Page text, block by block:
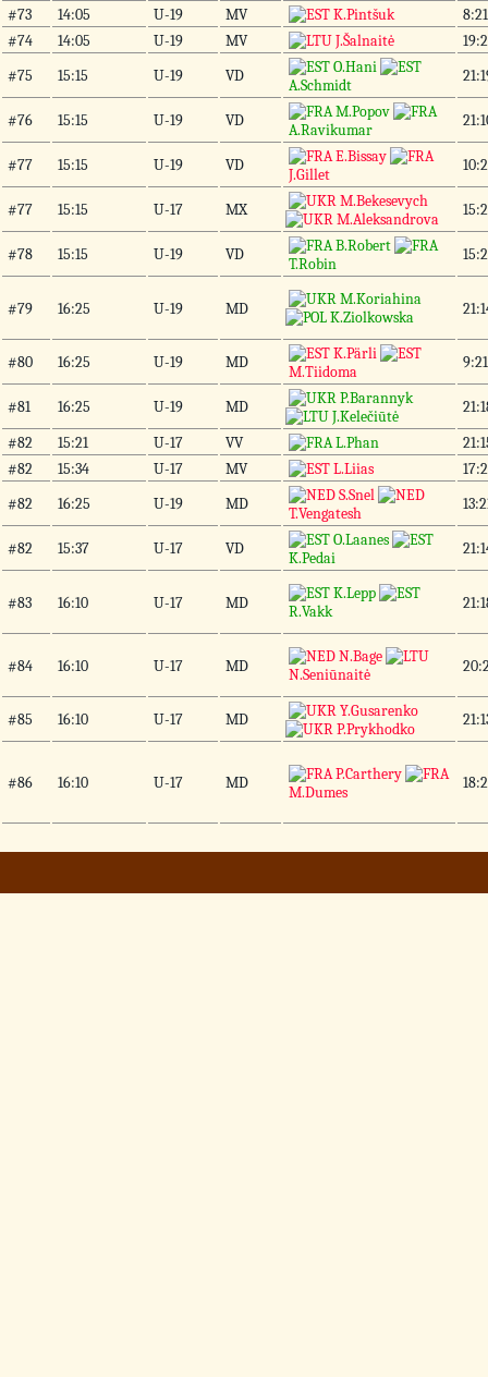
#73
14:05 U-19 MV K.Pintšuk
#74
14:05 U-19 MV J.Šalnaitė
#75
15:15 U-19 VD
O.Hani
A.Schmidt
#76 15:15 U-19 VD
M.Popov
A.Ravikumar
#77 15:15 U-19 VD
E.Bissay
J.Gillet
#77 15:15 U-17 MX
M.Bekesevych
M.Aleksandrova
#78 15:15 U-19 VD
B.Robert
T.Robin
#79 16:25 U-19 MD
M.Koriahina
K.Ziolkowska
#80 16:25 U-19 MD
K.Pärli
M.Tiidoma
#81 16:25 U-19 MD
P.Barannyk
J.Kelečiūtė
#82
15:21 U-17 VV L.Phan
#82
15:34 U-17 MV L.Liias
#82
16:25 U-19 MD
S.Snel
T.Vengatesh
#82 15:37 U-17 VD
O.Laanes
K.Pedai
#83 16:10 U-17 MD
K.Lepp
R.Vakk
#84 16:10 U-17 MD
N.Bage
N.Seniūnaitė
#85 16:10 U-17 MD
Y.Gusarenko
P.Prykhodko
#86 16:10 U-17 MD
P.Carthery
M.Dumes